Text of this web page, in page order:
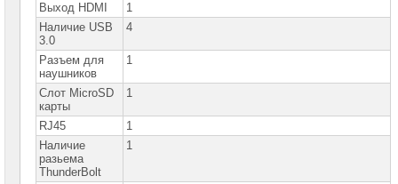
Платформы
Pegatron
Платформы
Intel
NUC
►
Платформы
Intel
NUC
MiniPC
with
OS
Выход HDMI
1
Наличие USB
3.0
4
Разъем для
наушников
1
Слот MicroSD
карты
1
RJ45
1
Наличие
разьема
ThunderBolt
1